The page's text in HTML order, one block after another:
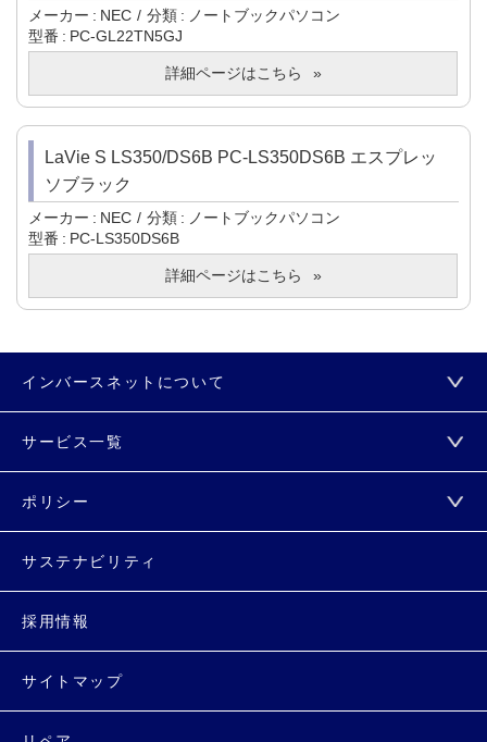
メーカー NEC 分類
ノートブックパソコン
型番
PC-GL22TN5GJ
詳細ページはこちら
LaVie S LS350/DS6B PC-LS350DS6B エスプレッ
ソブラック
メーカー NEC 分類
ノートブックパソコン
型番
PC-LS350DS6B
詳細ページはこちら
インバースネットについて
サービス一覧
ポリシー
サステナビリティ
採用情報
サイトマップ